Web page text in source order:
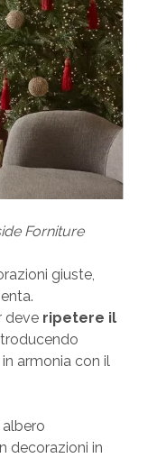
Forniture
giuste,
deve ripetere il
armonia con il
albero
decorazioni in